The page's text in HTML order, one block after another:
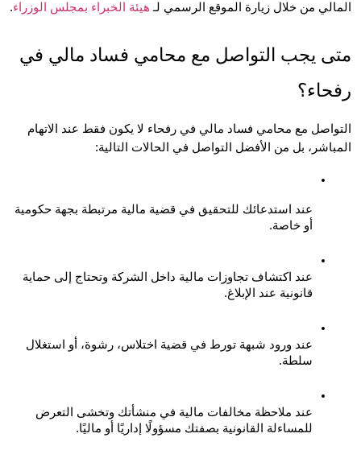
من خلال زيارة الموقع الرسمي لـ هيئة الخبراء بمجلس الوزراء.
متى يجب التواصل مع محامي فساد مالي في
التواصل مع محامي فساد مالي في رفحاء لا يكون فقط عند الاتهام
بل من الأفضل التواصل في الحالات التالية:
عند استدعائك للتحقيق في قضية مالية مرتبطة بجهة حكومية
أو خاصة.
عند اكتشاف تجاوزات مالية داخل الشركة وتحتاج إلى حماية
قانونية عند الإبلاغ.
عند ورود شبهة تورط في قضية اختلاس، رشوة، أو استغلال
سلطة.
عند ملاحظة مخالفات مالية في منشأتك وتخشى التعرض
للمساءلة القانونية بصفتك مسؤولًا إداريًا أو ماليًا.